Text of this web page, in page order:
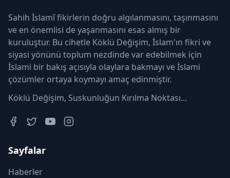
Sahih İslamî fikirlerin doğru algılanmasını, taşınmasını
ve en önemlisi de yaşanmasını esas almış bir
kuruluştur. Bu cihetle Köklü Değişim, İslam'ın fikri ve
siyasi yönünü toplum nezdinde var edebilmek için
İslami bir bakış açısıyla olaylara bakmayı ve İslami
çözümler ortaya koymayı amaç edinmiştir.
Köklü Değişim, Suskunluğun Kırılma Noktası...
Sayfalar
Haberler